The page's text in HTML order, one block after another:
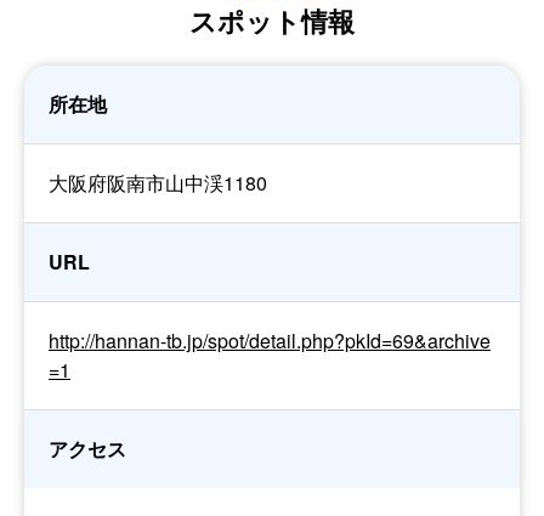
スポット情報
所在地
大阪府阪南市山中渓1180
URL
http://hannan-tb.jp/spot/detail.php?pkId=69&archive
=1
アクセス